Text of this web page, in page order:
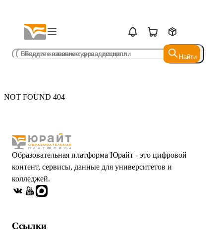
Найти
Найти
NOT FOUND 404
Образовательная платформа Юрайт - это цифровой
контент, сервисы, данные для университетов и
колледжей.
Ссылки